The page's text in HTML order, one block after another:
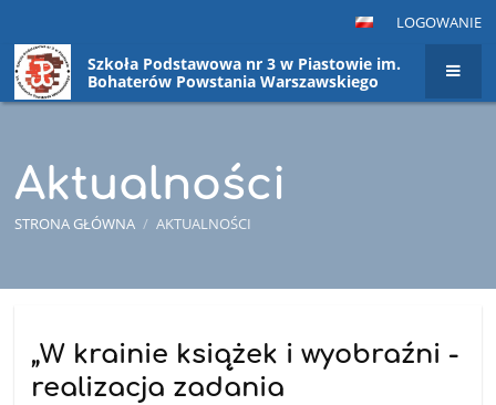
LOGOWANIE
Szkoła Podstawowa nr 3 w Piastowie im.
Bohaterów Powstania Warszawskiego
Aktualności
STRONA GŁÓWNA / AKTUALNOŚCI
„W krainie książek i wyobraźni -
realizacja zadania